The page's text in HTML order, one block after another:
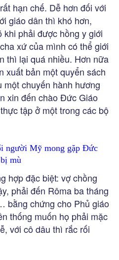
hạn chế. Dễ hơn đối với
giáo dân thì khó hơn,
phải được hồng y giới
xứ của mình có thể giới
thì lại quá nhiều. Hơn nữa
xuất bản một quyển sách
chuyến hành hương
xin đến chào Đức Giáo
tập ở một trong các bộ
người Mỹ mong gặp Đức
mù
hợp đặc biệt: vợ chồng
phải đến Rôma ba tháng
bằng chứng cho Phủ giáo
thống muốn họ phải mặc
với cô dâu thì rắc rối